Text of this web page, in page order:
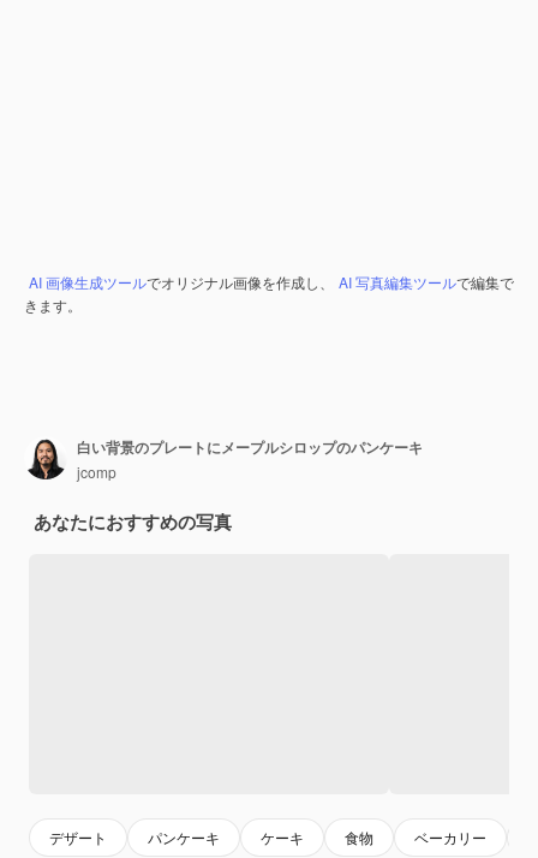
AI 画像生成ツールでオリジナル画像を作成し、 AI 写真編集ツールで編集で
きます。
白い背景のプレートにメープルシロップのパンケーキ
jcomp
あなたにおすすめの写真
デザート パンケーキ ケーキ 食物 ベーカリー